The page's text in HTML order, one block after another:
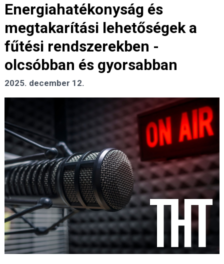
Energiahatékonyság és
megtakarítási lehetőségek a
fűtési rendszerekben -
olcsóbban és gyorsabban
2025. december 12.